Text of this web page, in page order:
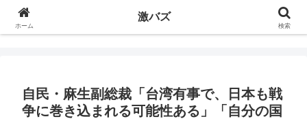
自民・麻生副総裁「台湾有事で、日本も戦
争に巻き込まれる可能性ある」「自分の国
ホーム
激バズ
検索